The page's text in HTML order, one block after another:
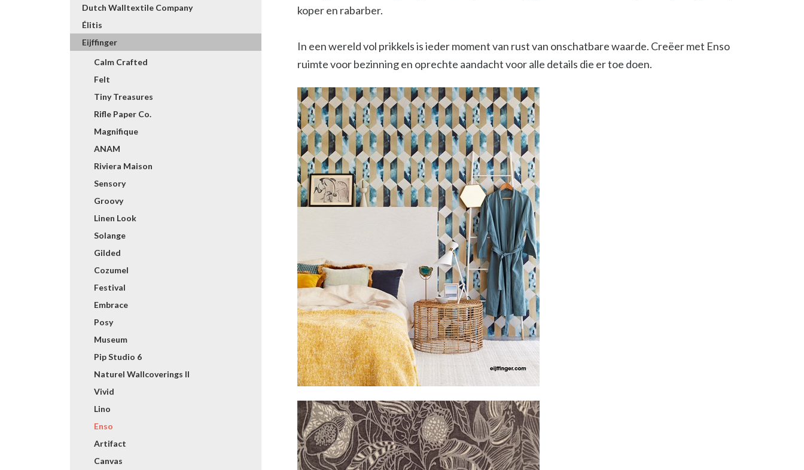
Dutch Walltextile Company
Élitis
Eijffinger
Calm Crafted
Felt
Tiny Treasures
Rifle Paper Co.
Magnifique
ANAM
Riviera Maison
Sensory
Groovy
Linen Look
Solange
Gilded
Cozumel
Festival
Embrace
Posy
Museum
Pip Studio 6
Naturel Wallcoverings II
Vivid
Lino
Enso
Artifact
Canvas
koper en rabarber.
In een wereld vol prikkels is ieder moment van rust van onschatbare waarde. Creëer met Enso
ruimte voor bezinning en oprechte aandacht voor alle details die er toe doen.